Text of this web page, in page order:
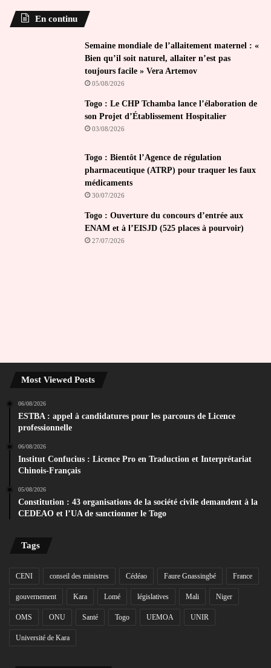
En continu
Semaine mondiale de l’allaitement maternel : «
Bien qu’il soit naturel, allaiter n’est pas
toujours facile » Vera Artemov
05/08/2026
Togo : Le CHP Tchamba lance l’élaboration de
son Projet d’Établissement Hospitalier
03/08/2026
Togo : Bientôt l’Agence de régulation
pharmaceutique (ATRP) pour traquer les faux
médicaments
30/07/2026
Togo : Ouverture du concours d’entrée aux
ENAM et à l’EISJD (525 places à pourvoir)
27/07/2026
Most Viewed Posts
06/08/2026
ESTBA : appel à candidatures pour les parcours de Licence
professionnelle
06/08/2026
Institut Confucius : Licence Pro en Traduction et Interprétariat
Chinois-Français
05/08/2026
Constitution : 43 organisations de la société civile demandent à la
CEDEAO et l’UA de sanctionner le Togo
Tags
CENI conseil des ministres Cédéao Faure Gnassingbé France
gouvernement Kara Lomé législatives Mali Niger
OMS ONU Santé Togo UEMOA UNIR
Université de Kara